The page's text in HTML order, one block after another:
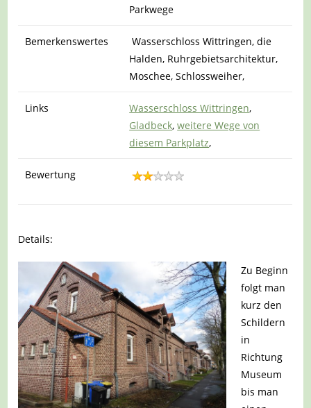
Parkwege
Bemerkenswertes
Wasserschloss Wittringen, die
Halden, Ruhrgebietsarchitektur,
Moschee, Schlossweiher,
Links Wasserschloss Wittringen,
Gladbeck,weitere Wege von
diesem Parkplatz,
Bewertung
Details:
Zu Beginn
folgt man
kurz den
Schildern
in
Richtung
Museum
bis man